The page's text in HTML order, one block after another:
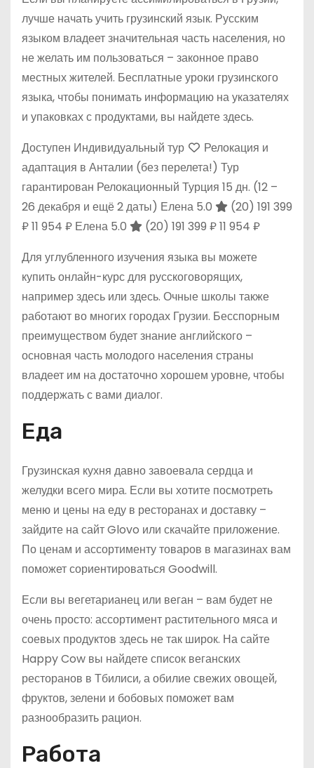
лучше начать учить грузинский язык. Русским
языком владеет значительная часть населения, но
не желать им пользоваться – законное право
местных жителей. Бесплатные уроки грузинского
языка, чтобы понимать информацию на указателях
и упаковках с продуктами, вы найдете здесь.
Доступен Индивидуальный тур
Релокация и
адаптация в Анталии (без перелета!) Тур
гарантирован Релокационный Турция 15 дн. (12 –
26 декабря и ещё 2 даты) Елена 5.0 (20) 191 399
₽11 954 ₽ Елена 5.0 (20) 191 399 ₽11 954 ₽
Для углубленного изучения языка вы можете
купить онлайн-курс для русскоговорящих,
например здесь или здесь. Очные школы также
работают во многих городах Грузии. Бесспорным
преимуществом будет знание английского –
основная часть молодого населения страны
владеет им на достаточно хорошем уровне, чтобы
поддержать с вами диалог.
Еда
Грузинская кухня давно завоевала сердца и
желудки всего мира. Если вы хотите посмотреть
меню и цены на еду в ресторанах и доставку –
зайдите на сайт Glovo или скачайте приложение.
По ценам и ассортименту товаров в магазинах вам
поможет сориентироваться Goodwill.
Если вы вегетарианец или веган – вам будет не
очень просто: ассортимент растительного мяса и
соевых продуктов здесь не так широк. На сайте
Happy Cow вы найдете список веганских
ресторанов в Тбилиси, а обилие свежих овощей,
фруктов, зелени и бобовых поможет вам
разнообразить рацион.
Работа